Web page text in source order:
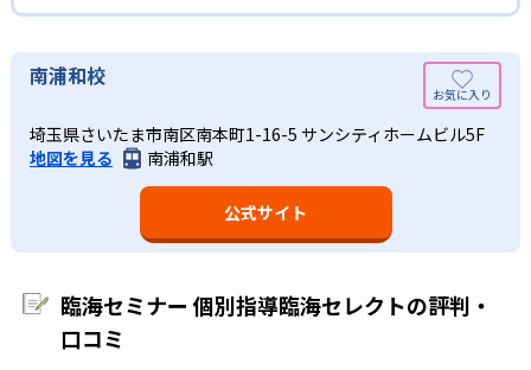
った」をその日のうちに「できた」に変え、確実な学力ア
ップを図るのも臨海セレクトの特徴だ。
言葉のキャッチボールに生徒も参加する「共演授業」を展
開し、解説した内容について何度も質問し、理解度を確
認。弱点を発見したら、繰り返し類題に挑んで強みにまで
変えることができるよう、飽きずに楽しく繰り返し学習が
できるプログラムを構築している。
03
一人ひとりの習熟度に合わせた学習計画
個人指導のため、学校の先取りから受験指導まで一人ひと
また、週1回／50分1科目の「特別50分コース」も設けられ
ており、集中力の面で心配がある生徒も安心できる。特に
いうリーズナブルな授業料が設定されており、この点でも
初めての通塾にマッチしている。
神奈川地域に密着した入試情報が欲しい人向け
臨海セレクトでは、神奈川県を発祥の地とする臨海グルー
膨大な進路相談指導情報を保有している。また、入試情報
運用の専門機関として「入試情報センター」を設置するな
ど、進学に関する情報力において大きな強みを持つ。
導が月額6,500円で受けることができる。兄弟割引や友人割
引といった制度も設定されており、リーズナブルに個人指
導を受けたい場合は大きなメリットとなる。
臨海セレクトが属する臨海グループは、良い授業に加えて
「面倒見」の良さを付加価値として提供している。この
「面倒見」は、徹底した補習や課題管理、やる気向上のた
めの説得やテスト対策、コミュニケーションなどを指す。
また、しつけ／けじめ／感謝／礼節が学力向上／成績アッ
プにも必須と考え、講師陣の養成にも取り組んでいる。単
海セレクトのこれらの点は大きなメリットとなる。
臨海グループは神奈川にルーツを持ち、現在も神奈川県最
臨海セミナー 個別指導臨海セレクトは、高校／大学の合格
実績をいくつか公開している。公開数は少ないため、志望
して確認していただきたい。
高校の合格実績
江戸川学園取手高校 -
大学の合格実績
南浦和校
埼玉県さいたま市南区南本町1-16-5 サンシティホームビル5F
地図を見る
南浦和駅
公式サイト
臨海セミナー 個別指導臨海セレクトの評判・
口コミ